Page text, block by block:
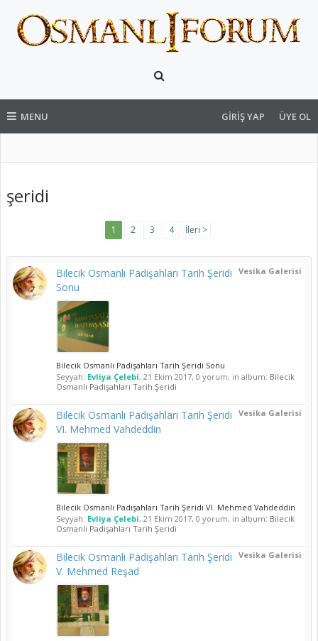
MENU GIRIŞ YAP ÜYE OL
şeridi
1 2 3 4 İleri >
Vesika Galerisi
Bilecik Osmanlı Padişahları Tarih Şeridi
Sonu
Bilecik Osmanlı Padişahları Tarih Şeridi Sonu
Seyyah: Evliya Çelebi, 21 Ekim 2017, 0 yorum, in album: Bilecik
Osmanlı Padişahları Tarih Şeridi
Vesika Galerisi
Bilecik Osmanlı Padişahları Tarih Şeridi
VI. Mehmed Vahdeddin
Bilecik Osmanlı Padişahları Tarih Şeridi VI. Mehmed Vahdeddin
Seyyah: Evliya Çelebi, 21 Ekim 2017, 0 yorum, in album: Bilecik
Osmanlı Padişahları Tarih Şeridi
Vesika Galerisi
Bilecik Osmanlı Padişahları Tarih Şeridi
V. Mehmed Reşad